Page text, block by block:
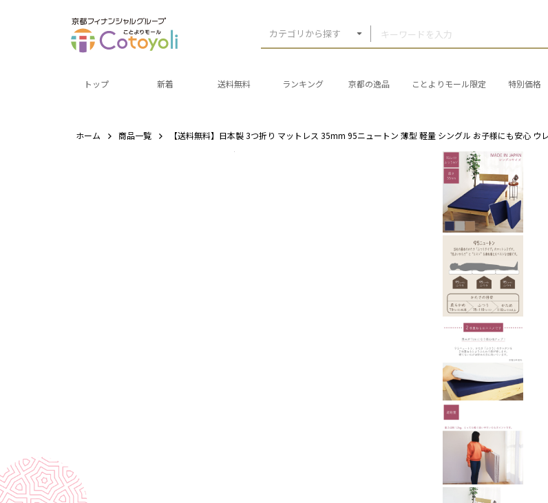
カテゴリから探す
トップ 新着 送料無料 ランキング 京都の逸品 ことよりモール限定 特別価格
ホーム 商品一覧 【送料無料】日本製 3つ折り マットレス 35mm 95ニュートン 薄型 軽量 シングル お子様にも安心 ウ